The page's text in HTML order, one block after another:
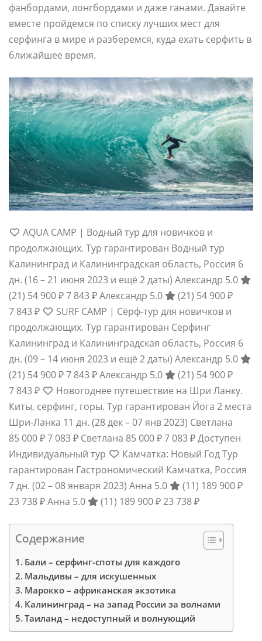
фанбордами, лонгбордами и даже ганами. Давайте
вместе пройдемся по списку лучших мест для
серфинга в мире и разберемся, куда ехать серфить в
ближайшее время.
AQUA CAMP | Водный тур для новичков и
продолжающих. Тур гарантирован Водный тур
Калининград и Калининградская область, Россия 6
дн. (16 – 21 июня 2023 и ещё 2 даты) Александр 5.0
(21) 54 900 ₽7 843 ₽Александр 5.0 (21) 54 900 ₽
7 843 ₽
SURF CAMP | Сёрф-тур для новичков и
продолжающих. Тур гарантирован Серфинг
Калининград и Калининградская область, Россия 6
дн. (09 – 14 июня 2023 и ещё 2 даты) Александр 5.0
(21) 54 900 ₽7 843 ₽Александр 5.0 (21) 54 900 ₽
7 843 ₽
Новогоднее путешествие на Шри Ланку.
Киты, серфинг, горы. Тур гарантирован Йога 2 места
Шри-Ланка 11 дн. (28 дек – 07 янв 2023) Светлана
85 000 ₽7 083 ₽ Светлана 85 000 ₽7 083 ₽Доступен
Индивидуальный тур
Камчатка: Новый Год Тур
гарантирован Гастрономический Камчатка, Россия
7 дн. (02 – 08 января 2023) Анна 5.0 (11) 189 900 ₽
23 738 ₽Анна 5.0 (11) 189 900 ₽23 738 ₽
Содержание
Бали – серфинг-споты для каждого
Мальдивы – для искушенных
Марокко – африканская экзотика
Калининград – на запад России за волнами
Таиланд – недоступный и волнующий